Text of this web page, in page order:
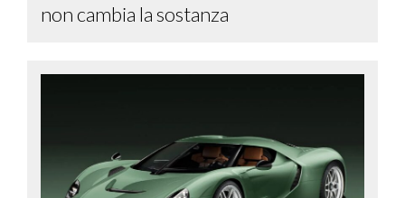
non cambia la sostanza